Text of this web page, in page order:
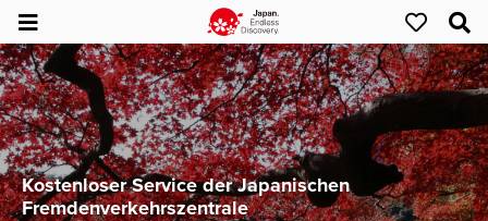
Kostenloser Service der Japanischen
Fremdenverkehrszentrale